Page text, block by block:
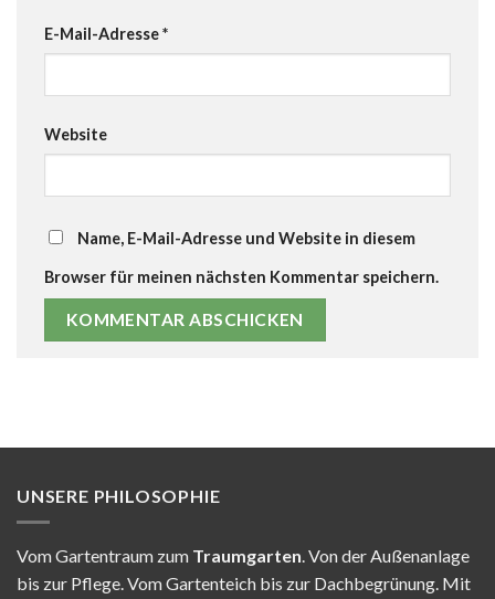
E-Mail-Adresse*
Website
Name, E-Mail-Adresse und Website in diesem
Browser für meinen nächsten Kommentar speichern.
UNSERE PHILOSOPHIE
Vom Gartentraum zum Traumgarten. Von der Außenanlage
bis zur Pflege. Vom Gartenteich bis zur Dachbegrünung. Mit